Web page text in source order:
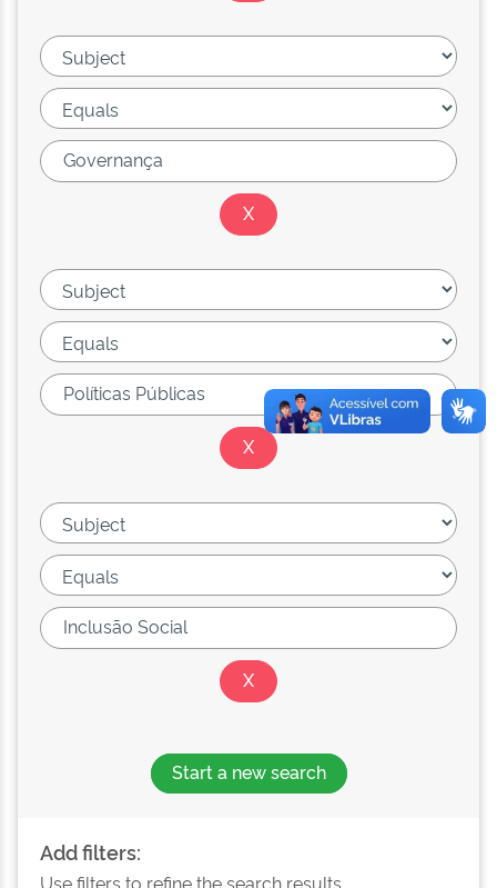
Start a new search
Add filters:
Use filters to refine the search results.